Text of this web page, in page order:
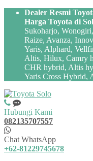
Dealer Resmi
Harga Toyota di
Sukoharjo,
Raize, Avanza,
Yaris, Alphard,
Altis, Hilux, Camry
CHR hybrid, Altis
Yaris Cross Hybrid,
Hubungi Kami
082135707557
Chat WhatsApp
+62-81229745678